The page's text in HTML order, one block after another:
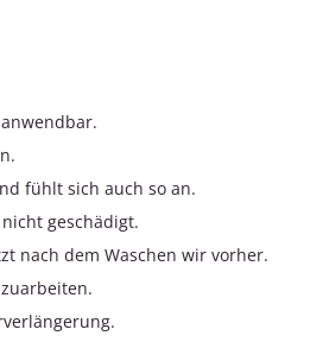
fühlt sich auch so an.
geschädigt.
nach dem Waschen wir vorher.